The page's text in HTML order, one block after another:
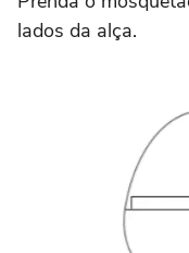
lados da alça.